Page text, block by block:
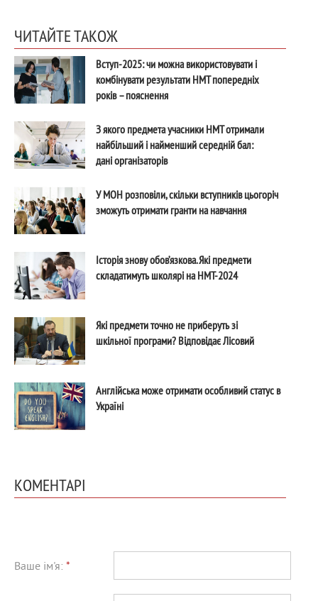
ЧИТАЙТЕ ТАКОЖ
Вступ-2025: чи можна використовувати і
комбінувати результати НМТ попередніх
років – пояснення
З якого предмета учасники НМТ отримали
найбільший і найменший середній бал:
дані організаторів
У МОН розповіли, скільки вступників цьогоріч
зможуть отримати гранти на навчання
Історія знову обов’язкова. Які предмети
складатимуть школярі на НМТ-2024
Які предмети точно не приберуть зі
шкільної програми? Відповідає Лісовий
Англійська може отримати особливий статус в
Україні
КОМЕНТАРІ
Ваше ім'я: *